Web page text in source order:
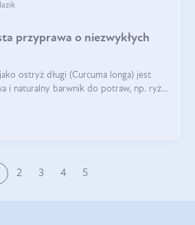
przyprawa o niezwykłych
ostryż długi (Curcuma longa) jest
i naturalny barwnik do potraw, np. ryżu
2 3 4 5